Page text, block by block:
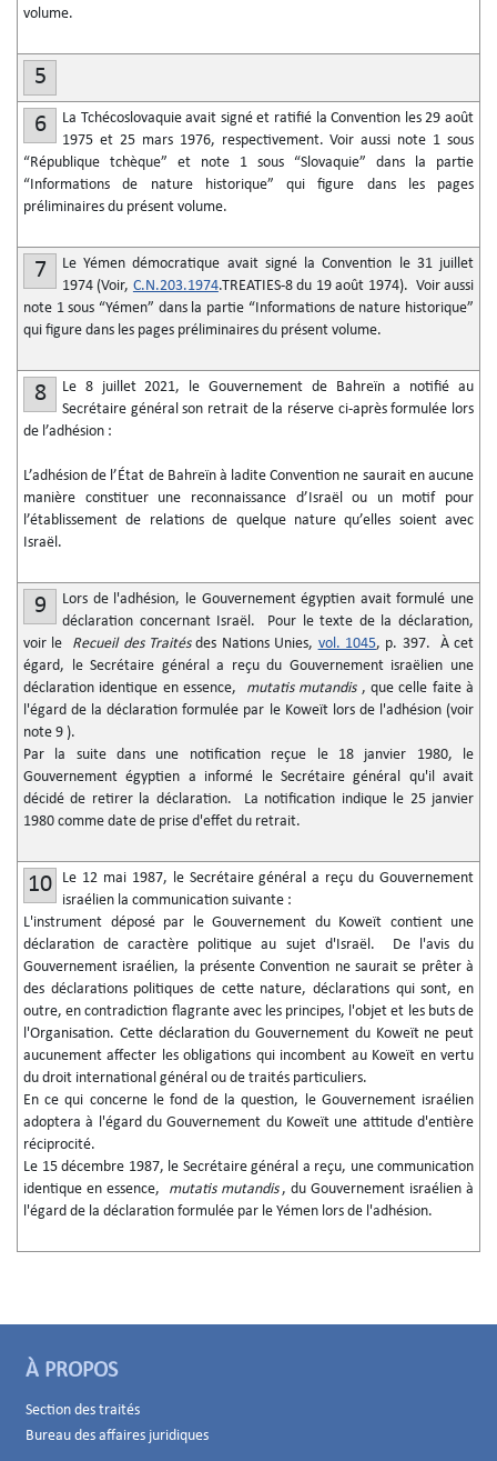
volume.
5
6
La Tchécoslovaquie avait signé et ratifié la Convention les 29 août
1975 et 25 mars 1976, respectivement. Voir aussi note 1 sous
“République tchèque” et note 1 sous “Slovaquie” dans la partie
“Informations de nature historique” qui figure dans les pages
préliminaires du présent volume.
7
Le Yémen démocratique avait signé la Convention le 31 juillet
1974 (Voir, C.N.203.1974.TREATIES-8 du 19 août 1974). Voir aussi
note 1 sous “Yémen” dans la partie “Informations de nature historique”
qui figure dans les pages préliminaires du présent volume.
8
Le 8 juillet 2021, le Gouvernement de Bahreïn a notifié au
Secrétaire général son retrait de la réserve ci-après formulée lors
de l’adhésion :
L’adhésion de l’État de Bahreïn à ladite Convention ne saurait en aucune
manière constituer une reconnaissance d’Israël ou un motif pour
l’établissement de relations de quelque nature qu’elles soient avec
Israël.
9
Lors de l'adhésion, le Gouvernement égyptien avait formulé une
déclaration concernant Israël. Pour le texte de la déclaration,
voir le Recueil des Traitésdes Nations Unies, vol. 1045, p. 397. À cet
égard, le Secrétaire général a reçu du Gouvernement israëlien une
déclaration identique en essence, mutatis mutandis , que celle faite à
l'égard de la déclaration formulée par le Koweït lors de l'adhésion (voir
note 9 ).
Par la suite dans une notification reçue le 18 janvier 1980, le
Gouvernement égyptien a informé le Secrétaire général qu'il avait
décidé de retirer la déclaration. La notification indique le 25 janvier
1980 comme date de prise d'effet du retrait.
10
Le 12 mai 1987, le Secrétaire général a reçu du Gouvernement
israélien la communication suivante :
L'instrument déposé par le Gouvernement du Koweït contient une
déclaration de caractère politique au sujet d'Israël. De l'avis du
Gouvernement israélien, la présente Convention ne saurait se prêter à
des déclarations politiques de cette nature, déclarations qui sont, en
outre, en contradiction flagrante avec les principes, l'objet et les buts de
l'Organisation. Cette déclaration du Gouvernement du Koweït ne peut
aucunement affecter les obligations qui incombent au Koweït en vertu
du droit international général ou de traités particuliers.
En ce qui concerne le fond de la question, le Gouvernement israélien
adoptera à l'égard du Gouvernement du Koweït une attitude d'entière
réciprocité.
Le 15 décembre 1987, le Secrétaire général a reçu, une communication
identique en essence, mutatis mutandis, du Gouvernement israélien à
l'égard de la déclaration formulée par le Yémen lors de l'adhésion.
À PROPOS
Section des traités
Bureau des affaires juridiques